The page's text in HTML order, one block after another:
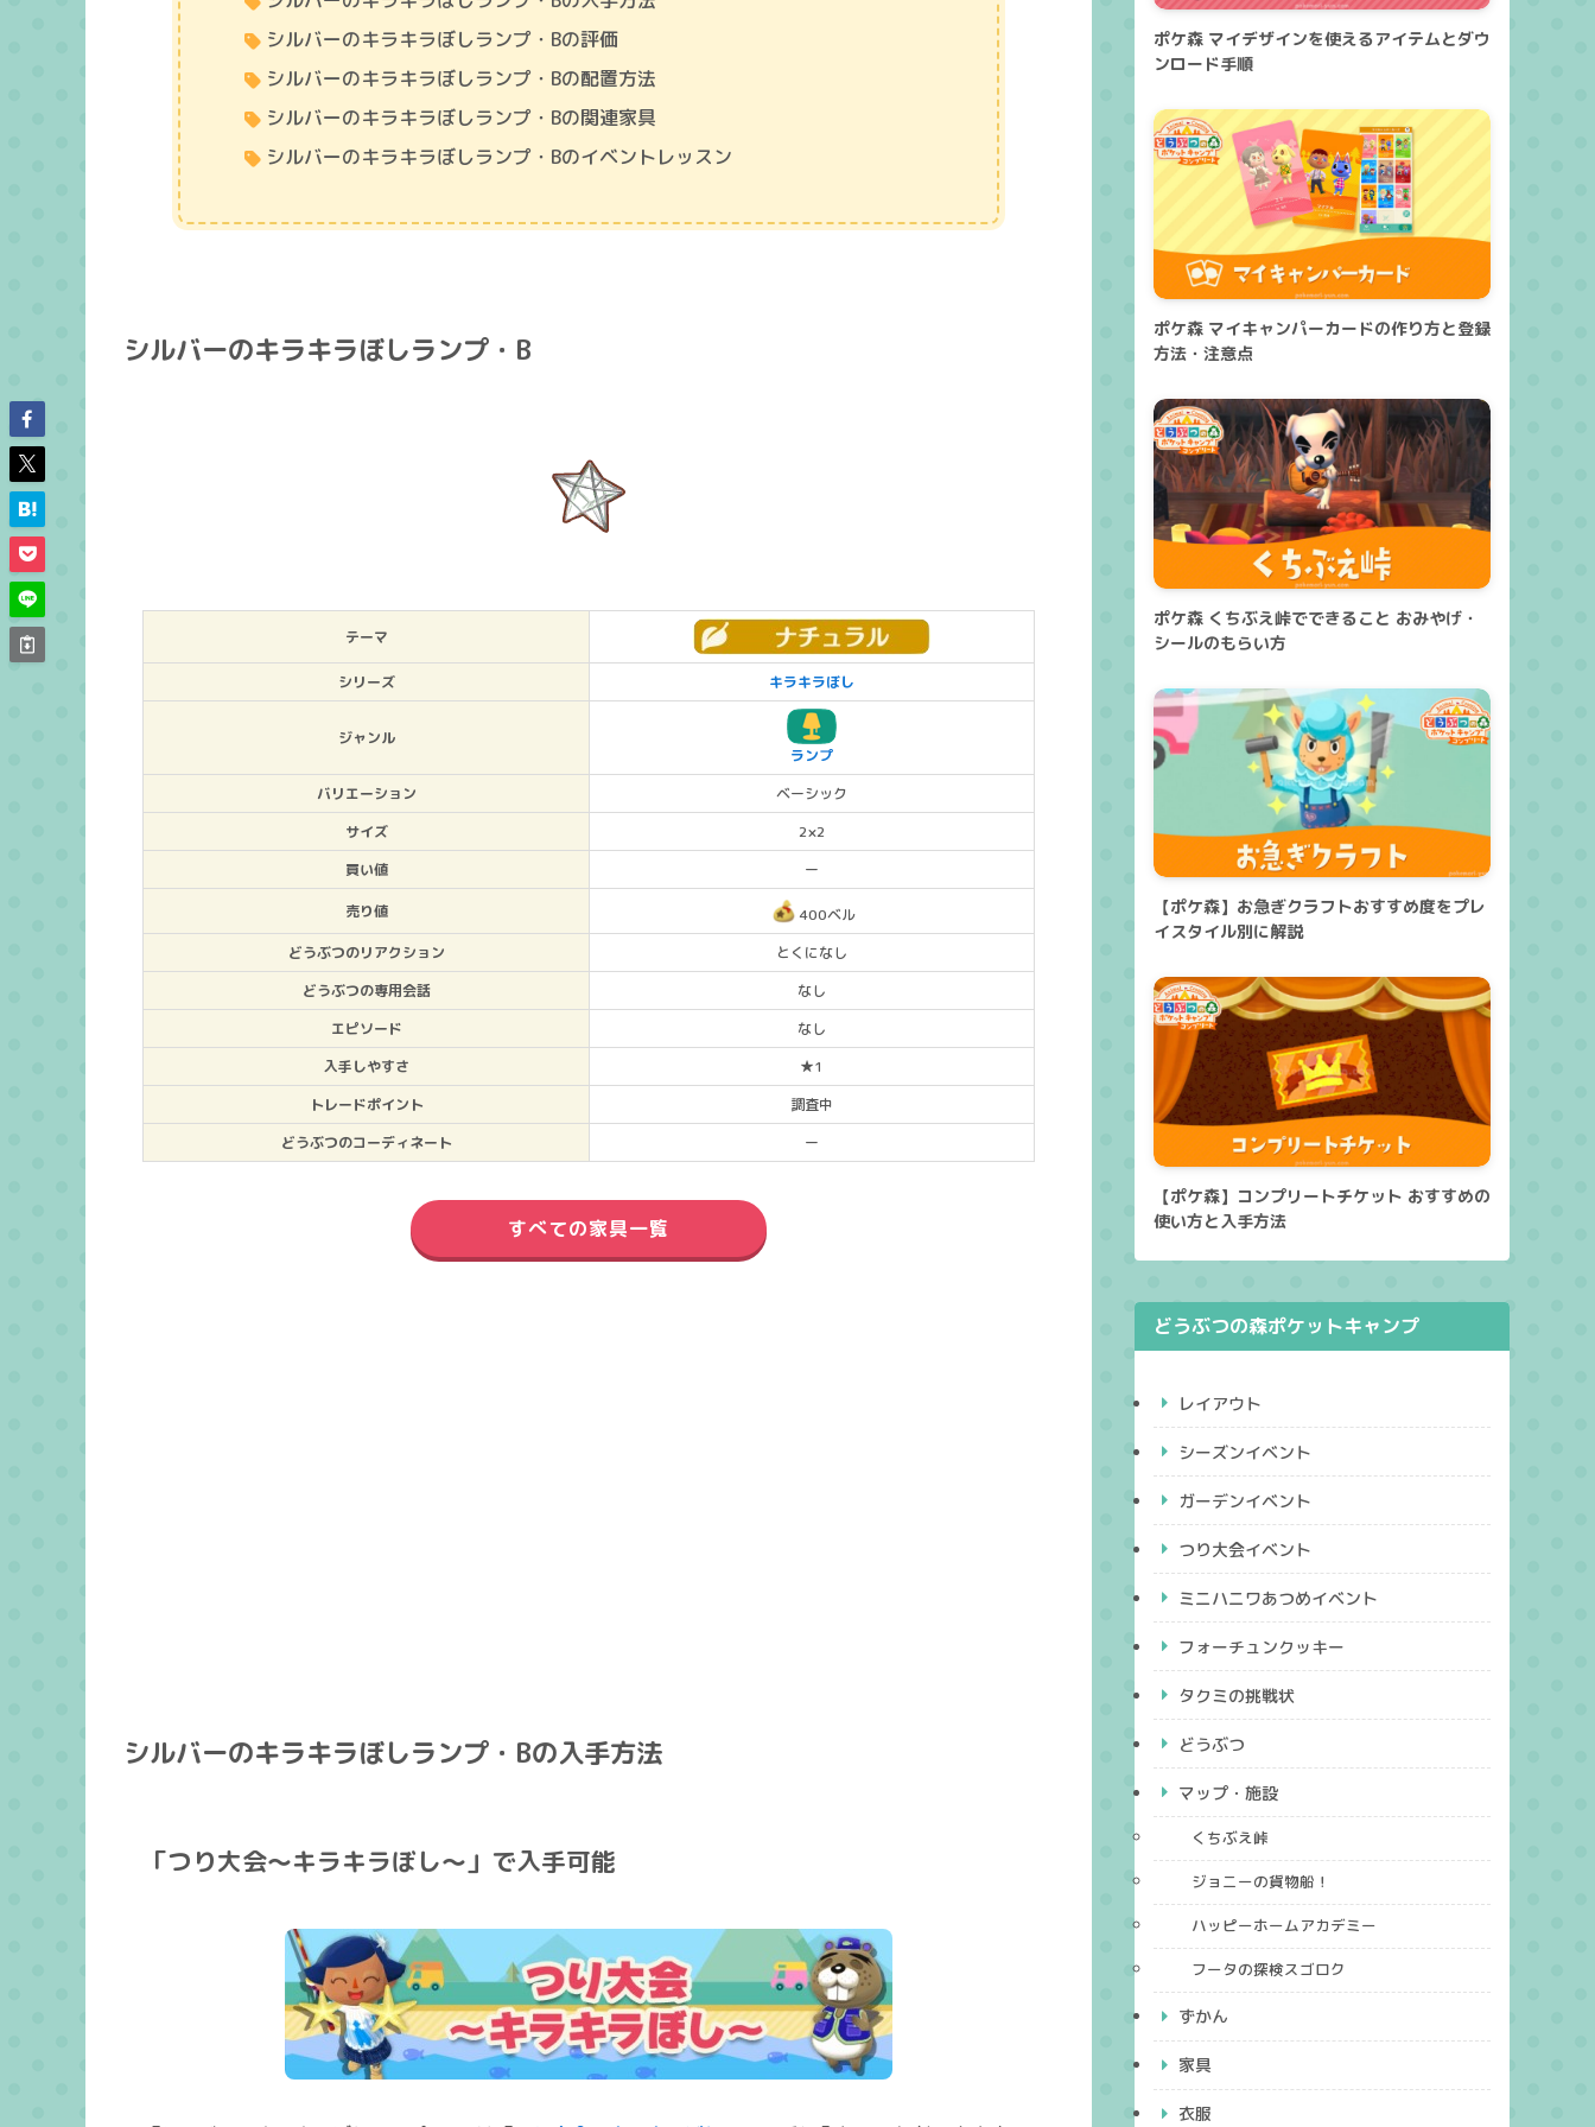
シルバーのキラキラぼしランプ・Bの評価
シルバーのキラキラぼしランプ・Bの配置方法
シルバーのキラキラぼしランプ・Bの関連家具
シルバーのキラキラぼしランプ・Bのイベントレッスン
シルバーのキラキラぼしランプ・B
テーマ
シリーズ キラキラぼし
ジャンル
ランプ
バリエーション
ベーシック
サイズ
2×2
買い値
ー
売り値
400ベル
どうぶつのリアクション
とくになし
どうぶつの専用会話
なし
エピソード
なし
入手しやすさ
★1
トレードポイント
調査中
どうぶつのコーディネート
ー
すべての家具一覧
シルバーのキラキラぼしランプ・Bの入手方法
「つり大会～キラキラぼし～」で入手可能
ポケ森 マイデザインを使えるアイテムとダウ
ンロード手順
ポケ森 マイキャンパーカードの作り方と登録
方法・注意点
ポケ森 くちぶえ峠でできること おみやげ・
シールのもらい方
【ポケ森】お急ぎクラフトおすすめ度をプレ
イスタイル別に解説
【ポケ森】コンプリートチケット おすすめの
使い方と入手方法
どうぶつの森ポケットキャンプ
レイアウト
シーズンイベント
ガーデンイベント
つり大会イベント
ミニハニワあつめイベント
フォーチュンクッキー
タクミの挑戦状
どうぶつ
マップ・施設
くちぶえ峠
ジョニーの貨物船！
ハッピーホームアカデミー
フータの探検スゴロク
ずかん
家具
衣服